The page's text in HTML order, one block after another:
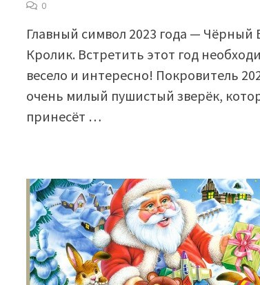
0
Главный символ 2023 года — Чёрный
Кролик. Встретить этот год
весело и интересно! Покровитель
очень милый пушистый зверёк,
принесёт …